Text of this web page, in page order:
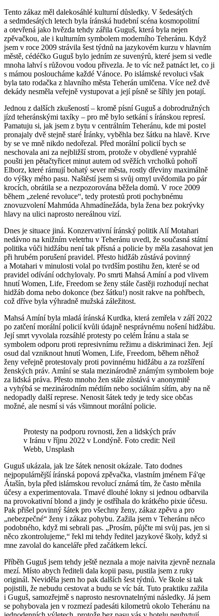
Tento zákaz měl dalekosáhlé kulturní důsledky. V šedesátých
a sedmdesátých letech byla íránská hudební scéna kosmopolitní
a otevřená jako hvězda tehdy zářila Guguš, která byla nejen
zpěvačkou, ale i kulturním symbolem moderního Teheránu. Když
jsem v roce 2009 strávila šest týdnů na jazykovém kurzu v hlavním
městě, cédéčko Guguš bylo jedním ze suvenýrů, které jsem si vedle
mnoha lahví s růžovou vodou přivezla. Je to víc než patnáct let, co ji
s mámou posloucháme každé Vánoce. Po islámské revoluci však
byla tato rodačka z hlavního města Teherán umlčena. Více než dvě
dekády nesměla veřejně vystupovat a její písně se šířily jen potají.
Jednou z dalších zkušeností – kromě písní Guguš a dobrodružných
jízd teheránskými taxíky – pro mě bylo setkání s íránskou represí.
Pamatuju si, jak jsem z bytu v centrálním Teheránu, kde mi postel
pronajaly dvě stejně staré Íránky, vyběhla bez šátku na hlavě. Krve
by se ve mně nikdo nedořezal. Před morální policií bych se
neschovala ani za nejbližší strom, protože v obydlené vyprahlé
poušti jen pětačtyřicet minut autem od svěžích vrcholků pohoří
Elborz, které rámují bohatý sever města, rostly dřeviny maximálně
do výšky mého pasu. Naštěstí jsem si svůj omyl uvědomila po pár
krocích, obrátila se a nezpozorována běžela domů. V roce 2009
během „zelené revoluce“, tedy protestů proti pochybnému
znovuzvolení Mahmúda Ahmadínežáda, byla žena bez pokrývky
hlavy na ulici naprosto nereálnou vizí.
Dnes je situace jiná. Konzervativní íránský politik Alí Motahari
nedávno na knižním veletrhu v Teheránu uvedl, že současná státní
politika vůči hidžábu není tak přísná a policie by měla zasahovat jen
při hrubém porušení pravidel. Přesto hidžáb zůstává povinný
a Motahari v minulosti volal po tvrdším postihu žen, které se od
pravidel odívání odchylovaly. Po smrti Mahsá Amíní a pod vlivem
hnutí Women, Life, Freedom se ženy stále častěji rozhodují nechat
hidžáb doma nebo dokonce (bez šátku!) nosit rakve na pohřbech,
což dříve byla výhradně mužská záležitost.
Mahsá Amíní byla mladá íránská Kurdka, která zemřela v září 2022
po zatčení morální policií kvůli údajně nesprávnému nošení hidžábu.
Její smrt vyvolala rozsáhlé protesty po celém Íránu a stala se
symbolem odporu proti represivnímu režimu a diskriminaci žen. Její
osud dal vzniknout hnutí Women, Life, Freedom, během něhož
ženy veřejně protestovaly proti povinnému hidžábu a za rozšíření
ženských práv. Amíní se stala mezinárodně známým symbolem boje
za lidská práva. Přesto mnoho žen stále zůstává v anonymitě
a vyhýbá se mezinárodním médiím nebo sociálním sítím, aby na ně
nedopadly další represe. Nenosit šátek tedy je tedy sice občas
možné, ale nesmí si vás všimnout morální policie.
Protesty na podporu rovnosti, žen a lidských práv
v Iránu v říjnu 2022 v Londýně. Foto credit: Neil
Webb, Unsplash
Guguš ukázala, jak lze šátek nenosit okázale. Tato dodnes
nejpopulárnější íránská popová zpěvačka, vlastním jménem Fá'qe
Átašín, byla před islámskou revolucí známá tím, že často měnila
účesy a experimentovala. Tmavé dlouhé lokny si jednou odbarvila
na provokativní blond a jindy je ostříhala do krátkého pixie účesu.
Pak přišel povinný šátek pro všechny ženy, zákaz zpěvu a pro
„nebezpečné“ ženy i zákaz pohybu. Zažila jsem v Teheránu něco
podobného, když mi sebrali pas. „Prosím, půjčte mi svůj pas, jen si
něco zkontrolujeme,“ řekl mi tehdy ředitel jazykové školy, když si
mne zavolal do kanceláře před začátkem lekcí.
Příběh Guguš jsem tehdy ještě neznala a moje naivita zjevně neznala
mezí. Místo abych řediteli dala kopii pasu, pustila jsem z ruky
originál. Neviděla jsem ho pak dalších šest týdnů. Ve škole si tak
pojistili, že nebudu cestovat a budu se víc bát. Tuto praktiku zažila
i Guguš, samozřejmě s naprosto nesrovnatelnými následky. Já jsem
se pohybovala jen v rozmezí padesáti kilometrů okolo Teheránu na